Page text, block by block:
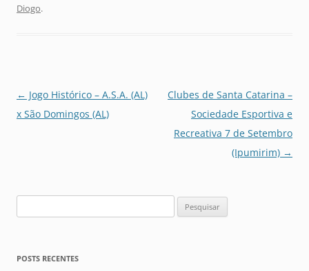
Diogo.
Navegação
de
← Jogo Histórico – A.S.A. (AL)
x São Domingos (AL)
Clubes de Santa Catarina –
Sociedade Esportiva e
Recreativa 7 de Setembro
(Ipumirim) →
por:
POSTS RECENTES